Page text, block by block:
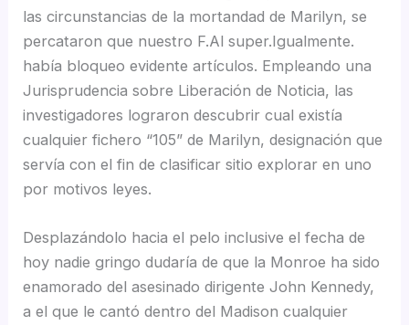
las circunstancias de la mortandad de Marilyn, se
percataron que nuestro F.Al super.Igualmente.
había bloqueo evidente artículos. Empleando una
Jurisprudencia sobre Liberación de Noticia, las
investigadores lograron descubrir cual existía
cualquier fichero “105” de Marilyn, designación que
servía con el fin de clasificar sitio explorar en uno
por motivos leyes.
Desplazándolo hacia el pelo inclusive el fecha de
hoy nadie gringo dudaría de que la Monroe ha sido
enamorado del asesinado dirigente John Kennedy,
a el que le cantó dentro del Madison cualquier